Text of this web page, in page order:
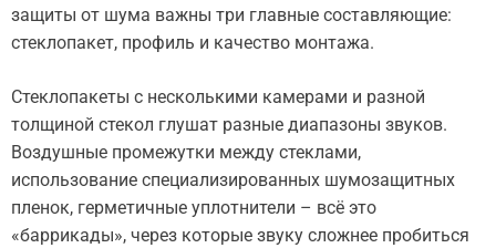
защиты от шума важны три главные составляющие:
стеклопакет, профиль и качество монтажа.
Стеклопакеты с несколькими камерами и разной
толщиной стекол глушат разные диапазоны звуков.
Воздушные промежутки между стеклами,
использование специализированных шумозащитных
пленок, герметичные уплотнители – всё это
«баррикады», через которые звуку сложнее пробиться